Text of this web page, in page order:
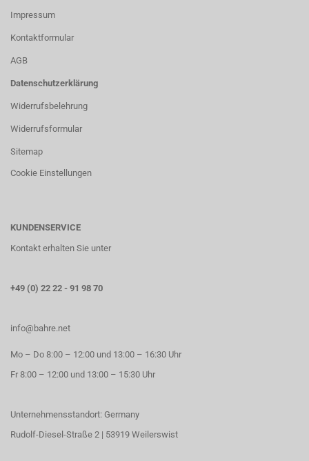
Impressum
Kontaktformular
AGB
Datenschutzerklärung
Widerrufsbelehrung
Widerrufsformular
Sitemap
Cookie Einstellungen
KUNDENSERVICE
Kontakt erhalten Sie unter
+49 (0) 22 22 - 91 98 70
info@bahre.net
Mo – Do 8:00 – 12:00 und 13:00 – 16:30 Uhr
Fr 8:00 – 12:00 und 13:00 – 15:30 Uhr
Unternehmensstandort: Germany
Rudolf-Diesel-Straße 2 | 53919 Weilerswist